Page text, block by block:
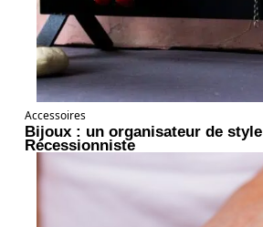
Accessoires
Bijoux : un organisateur de style
Récessionniste